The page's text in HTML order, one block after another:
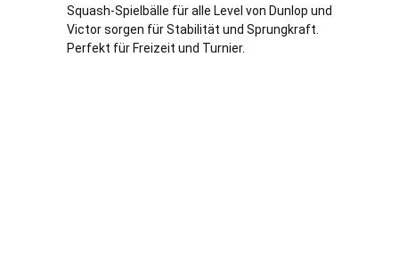
Squash-Spielbälle für alle Level von Dunlop und
Victor sorgen für Stabilität und Sprungkraft.
Perfekt für Freizeit und Turnier.